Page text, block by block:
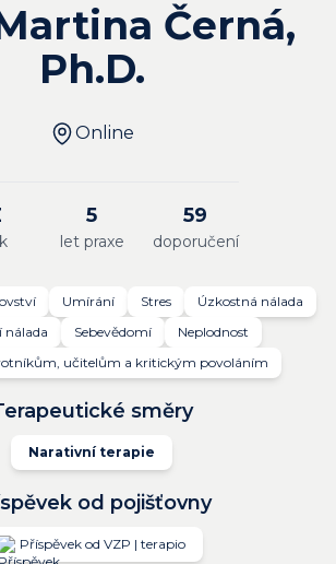
Černá,
Ph.D.
Online
5
let praxe
59
doporučení
Umírání Stres
Úzkostná nálada
nálada
Sebevědomí
Neplodnost
učitelům a kritickým povoláním
směry
Narativní terapie
od pojišťovny
Příspěvek od VZP | terapio